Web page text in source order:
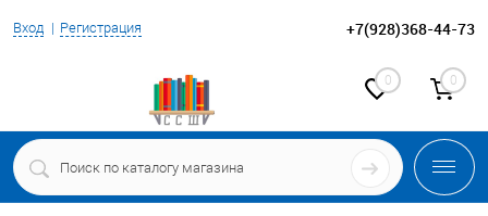
Вход Регистрация +7(928)368-44-73
0 0